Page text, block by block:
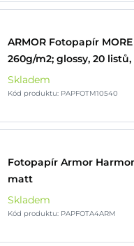
ARMOR Fotopapír
260g/m2; glossy, 20 listů,
Skladem
Kód produktu: PAPFOTM10540
Fotopapír Armor
matt
Skladem
Kód produktu: PAPFOTA4ARM